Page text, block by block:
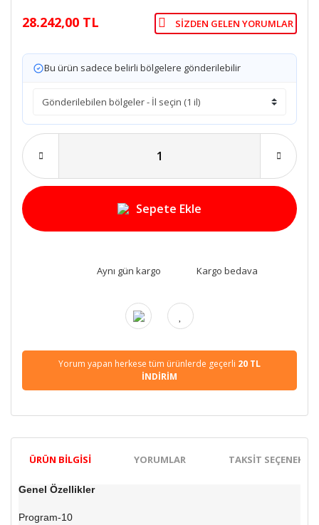
28.242,00 TL SIZDEN GELEN YORUMLAR
Bu ürün sadece belirli bölgelere gönderilebilir
Sepete Ekle
Aynı gün kargo Kargo bedava
Yorum yapan herkese tüm ürünlerde geçerli 20 TL
İNDİRİM
ÜRÜN BILGISI YORUMLAR TAKSIT
Genel Özellikler
Program-10